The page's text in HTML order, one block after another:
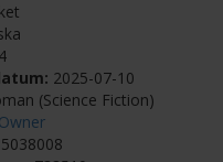
2025-07-10
(Science Fiction)
Owner